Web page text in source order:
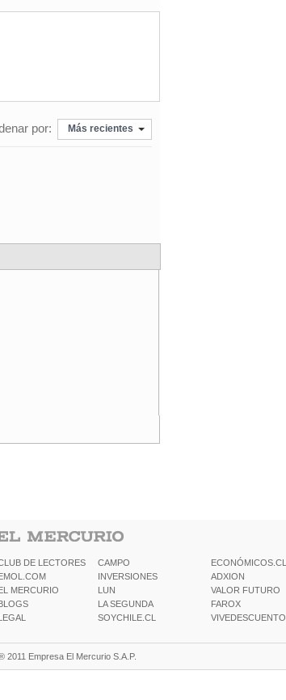
por: Más recientes
DE LECTORES
MERCURIO
CAMPO
INVERSIONES
LUN
LA SEGUNDA
SOYCHILE.CL
ECONÓMICOS.CL
ADXION
VALOR FUTURO
FAROX
Empresa El Mercurio S.A.P.